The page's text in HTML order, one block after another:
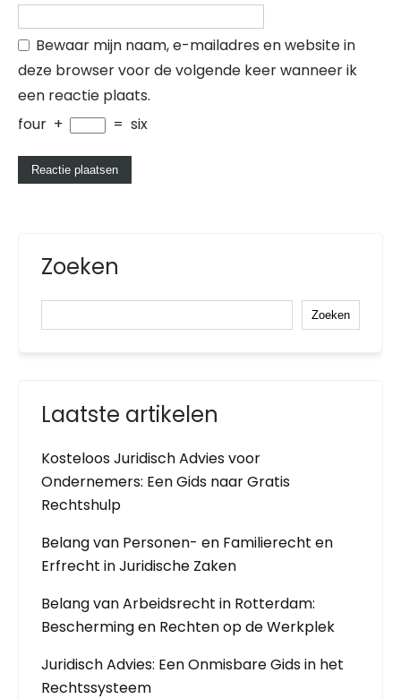
Bewaar mijn naam, e-mailadres en website in
deze browser voor de volgende keer wanneer ik
een reactie plaats.
four + = six
Zoeken
Zoeken
Laatste artikelen
Kosteloos Juridisch Advies voor
Ondernemers: Een Gids naar Gratis
Rechtshulp
Belang van Personen- en Familierecht en
Erfrecht in Juridische Zaken
Belang van Arbeidsrecht in Rotterdam:
Bescherming en Rechten op de Werkplek
Juridisch Advies: Een Onmisbare Gids in het
Rechtssysteem